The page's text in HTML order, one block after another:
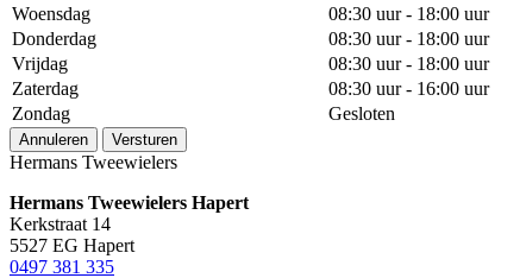
Woensdag
08:30 uur - 18:00 uur
Donderdag
08:30 uur - 18:00 uur
Vrijdag
08:30 uur - 18:00 uur
Zaterdag
08:30 uur - 16:00 uur
Zondag
Gesloten
Annuleren Versturen
Hermans Tweewielers
Hermans Tweewielers Hapert
Kerkstraat 14
5527 EG Hapert
0497 381 335